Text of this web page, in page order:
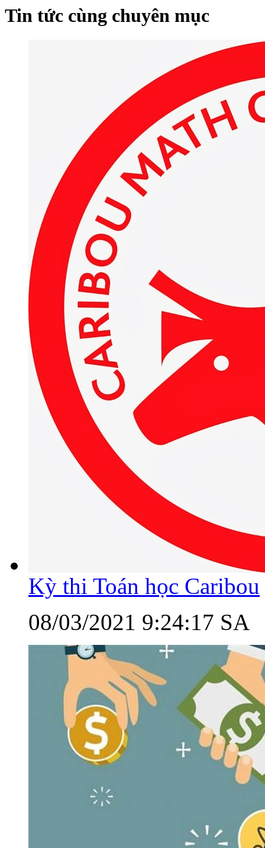
Tin tức cùng chuyên mục
Kỳ thi Toán học Caribou
08/03/2021 9:24:17 SA